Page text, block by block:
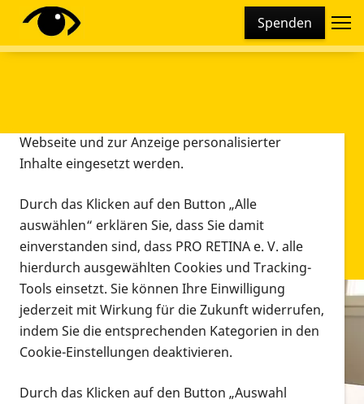
Spenden
Infomaterial
Infomaterial
Vorlesen
Diese Webseite setzt verschiedene Cookies und
Tracking-Tools ein. Dies beinhaltet Cookies und
Webseite und zur Anzeige personalisierter
Inhalte eingesetzt werden.
Durch das Klicken auf den Button „Alle
auswählen“ erklären Sie, dass Sie damit
einverstanden sind, dass PRO RETINA e. V. alle
hierdurch ausgewählten Cookies und Tracking-
Tools einsetzt. Sie können Ihre Einwilligung
jederzeit mit Wirkung für die Zukunft widerrufen,
indem Sie die entsprechenden Kategorien in den
Cookie-Einstellungen deaktivieren.
Durch das Klicken auf den Button „Auswahl